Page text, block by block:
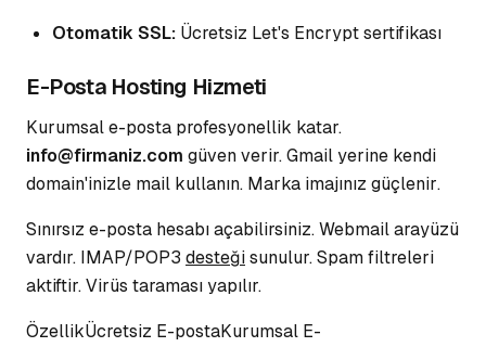
Otomatik SSL: Ücretsiz Let's Encrypt sertifikası
E-Posta Hosting Hizmeti
Kurumsal e-posta profesyonellik katar.
info@firmaniz.com güven verir. Gmail yerine kendi
domain'inizle mail kullanın. Marka imajınız güçlenir.
Sınırsız e-posta hesabı açabilirsiniz. Webmail arayüzü
vardır. IMAP/POP3 desteğisunulur. Spam filtreleri
aktiftir. Virüs taraması yapılır.
ÖzellikÜcretsiz E-postaKurumsal E-